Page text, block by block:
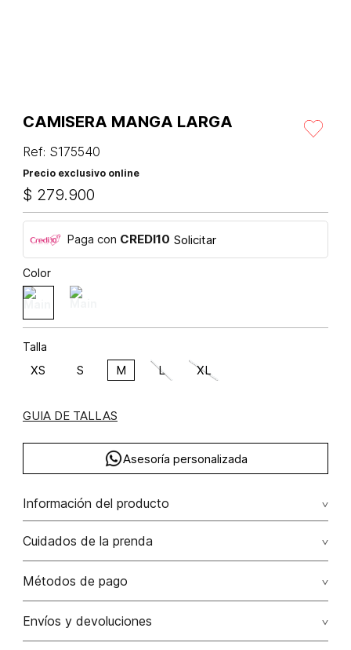
CAMISERA MANGA LARGA
Ref: S175540
Precio exclusivo online
$ 279.900
Paga con CREDI10 Solicitar
Color
Talla
XS S M L XL
GUIA DE TALLAS
Asesoría personalizada
Información del producto
Camisera manga larga poliéster 100% 100.00%
poliéster/polyester
Cuidados de la prenda
No dejar en remojo /lavar por separado / no utilizar
No usar lejia
Métodos de pago
Tarjetas de crédito: Visa, Dinners, Master Card y American
Envíos y devoluciones